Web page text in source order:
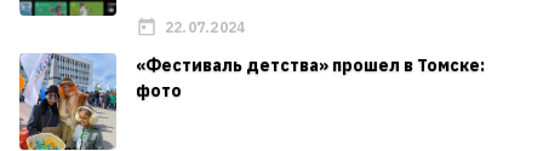
22.07.2024
«Фестиваль детства» прошел в Томске:
фото